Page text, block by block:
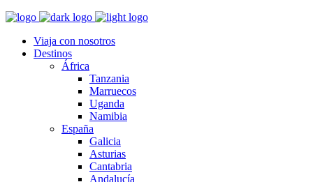
Viaja con nosotros
Destinos
África
Tanzania
Marruecos
Uganda
Namibia
España
Galicia
Asturias
Cantabria
Andalucía